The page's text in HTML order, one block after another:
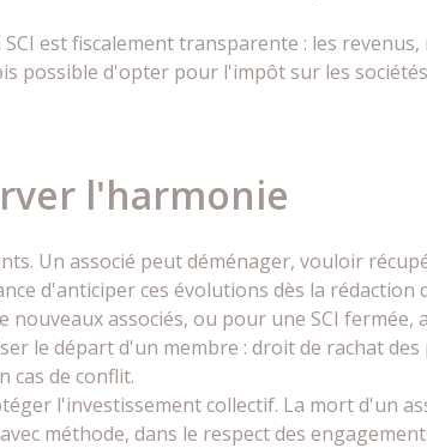
est fiscalement transparente : les
possible d'opter pour l'impôt sur les
l'harmonie
Un associé peut déménager, vouloir
d'anticiper ces évolutions dès la rédaction
associés, ou pour une SCI fermée,
le départ d'un membre : droit de rachat
cas de conflit.
l'investissement collectif. La mort d'un
méthode, dans le respect des